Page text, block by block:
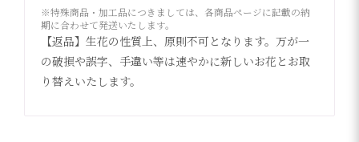
※特殊商品・加工品につきましては、各商品ページに記載の納
期に合わせて発送いたします。
【返品】生花の性質上、原則不可となります。万が一
の破損や誤字、手違い等は速やかに新しいお花とお取
り替えいたします。